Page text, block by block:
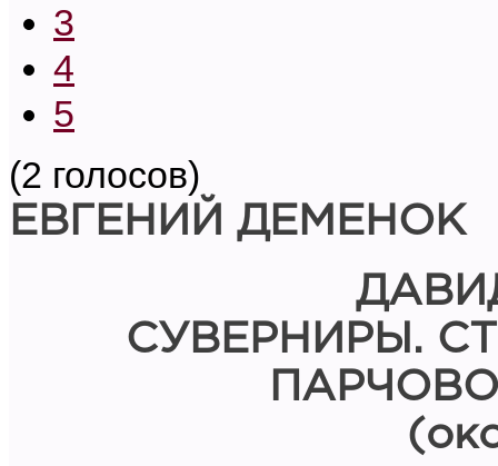
3
4
5
(2 голосов)
ЕВГЕНИЙ ДЕМЕНОК
СУВЕРНИРЫ.